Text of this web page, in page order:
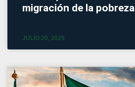
migración de la pobreza
JULIO 20, 2026